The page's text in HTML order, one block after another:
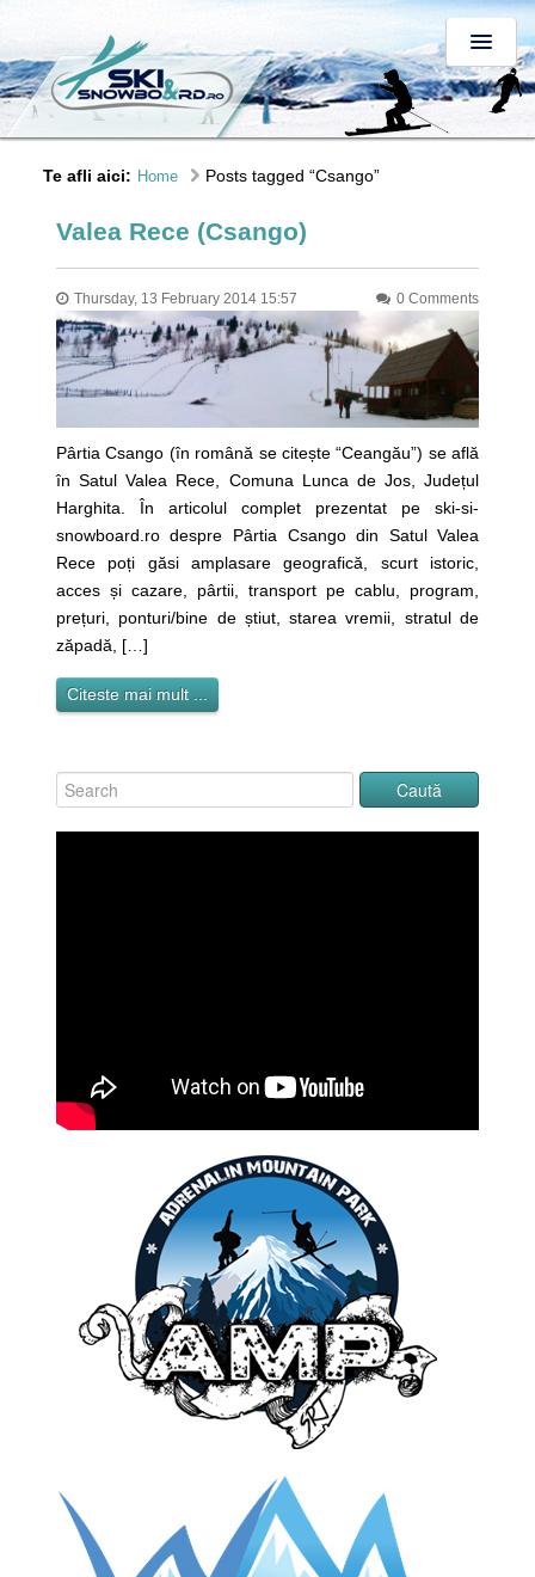
Te afli aici: Home Posts tagged “Csango”
Valea Rece (Csango)
Thursday, 13 February 2014 15:57 0 Comments
Pârtia Csango (în română se citește “Ceangău”) se află
în Satul Valea Rece, Comuna Lunca de Jos, Județul
Harghita. În articolul complet prezentat pe ski-si-
snowboard.ro despre Pârtia Csango din Satul Valea
Rece poți găsi amplasare geografică, scurt istoric,
acces și cazare, pârtii, transport pe cablu, program,
prețuri, ponturi/bine de știut, starea vremii, stratul de
zăpadă, […]
Citeste mai mult ...